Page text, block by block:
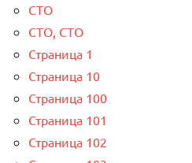
СТО
СТО, СТО
Страница 1
Страница 10
Страница 100
Страница 101
Страница 102